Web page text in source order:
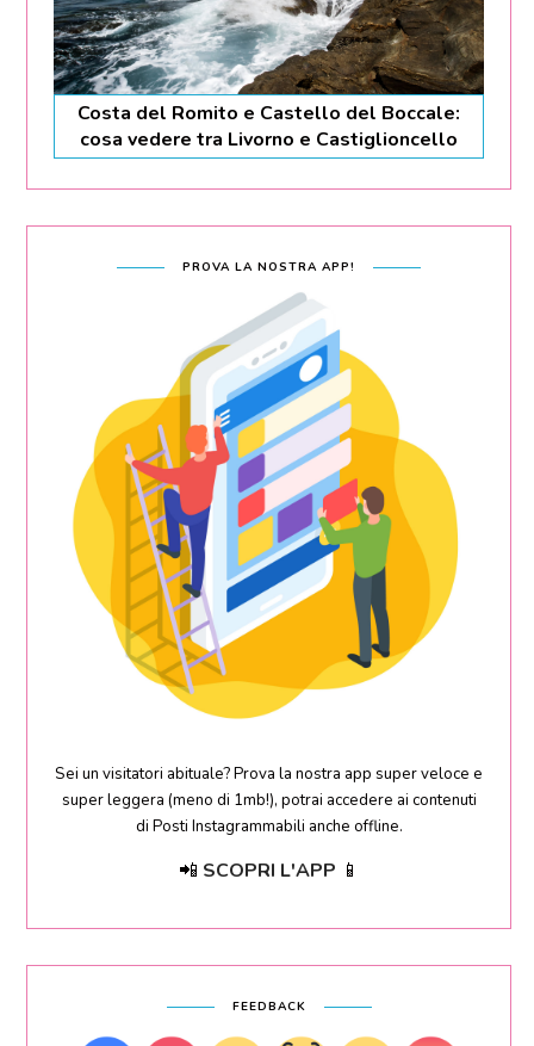
Costa del Romito e Castello del Boccale:
cosa vedere tra Livorno e Castiglioncello
PROVA LA NOSTRA APP!
Sei un visitatori abituale? Prova la nostra app super veloce e
super leggera (meno di 1mb!), potrai accedere ai contenuti
di Posti Instagrammabili anche offline.
📲 SCOPRI L'APP 📱
FEEDBACK